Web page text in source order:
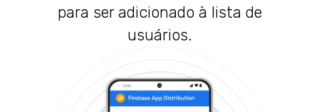
para ser adicionado à lista de
usuários.